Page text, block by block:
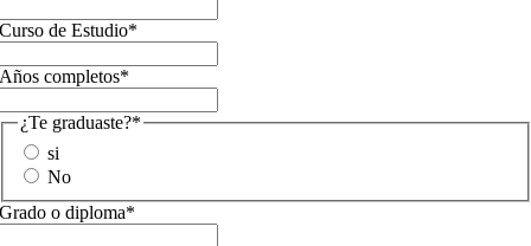
Curso de Estudio*
Años completos*
¿Te graduaste?*
si
No
Grado o diploma*